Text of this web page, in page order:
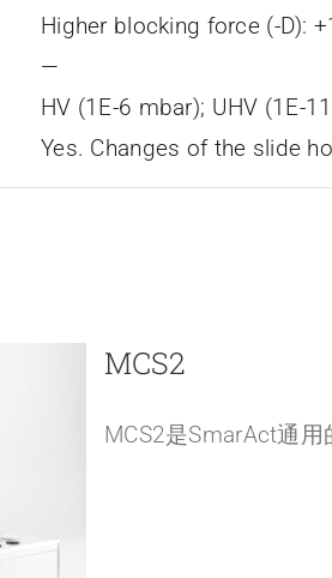
Higher blocking force (-D):
—
HV (1E-6 mbar); UHV (1E-
Yes. Changes of the slide
MCS2
MCS2是SmarAct通用